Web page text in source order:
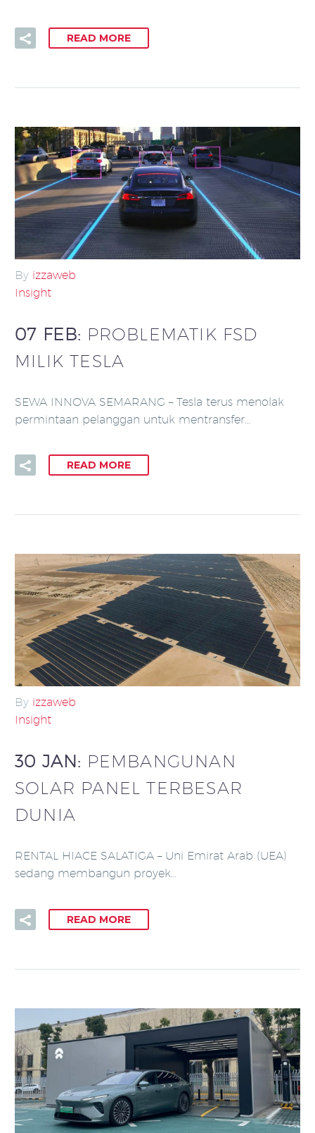
READ MORE
By izzaweb
Insight
07 FEB: PROBLEMATIK FSD
MILIK TESLA
SEWA INNOVA SEMARANG – Tesla terus menolak
permintaan pelanggan untuk mentransfer…
READ MORE
By izzaweb
Insight
30 JAN: PEMBANGUNAN
SOLAR PANEL TERBESAR
DUNIA
RENTAL HIACE SALATIGA – Uni Emirat Arab (UEA)
sedang membangun proyek…
READ MORE